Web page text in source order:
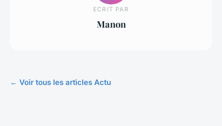
ECRIT PAR
Manon
← Voir tous les articles Actu